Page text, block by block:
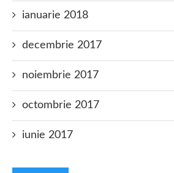
ianuarie 2018
decembrie 2017
noiembrie 2017
octombrie 2017
iunie 2017